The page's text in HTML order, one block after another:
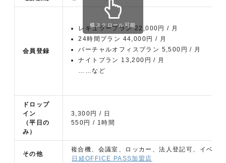
会員登録
レギュラープラン 22,000円 / 月
24時間プラン 44,000円 / 月
バーチャルオフィスプラン 5,500円 / 月
ナイトプラン 13,200円 / 月
……など
ドロップ
イン
（平日の
み）
3,300円 / 日
550円 / 1時間
その他
複合機、会議室、ロッカー、法人登記可、イベン
日経OFFICE PASS加盟店
横スクロール可能